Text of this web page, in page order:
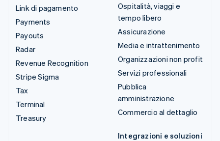
Link di pagamento
Payments
Payouts
Radar
Revenue Recognition
Stripe Sigma
Tax
Terminal
Treasury
Ospitalità, viaggi e
tempo libero
Assicurazione
Media e intrattenimento
Organizzazioni non profit
Servizi professionali
Pubblica
amministrazione
Commercio al dettaglio
Integrazioni e soluzioni